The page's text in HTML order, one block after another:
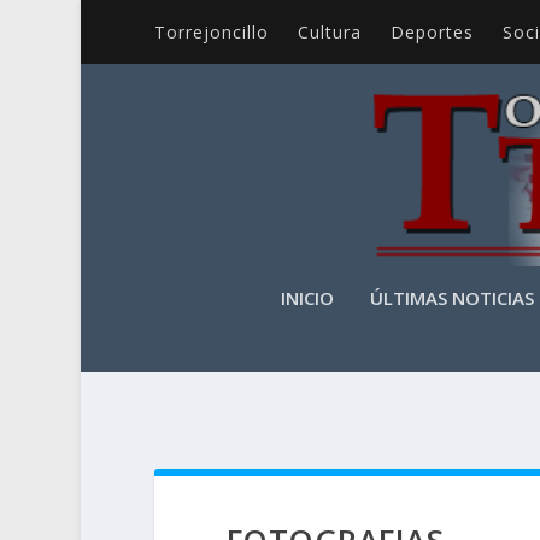
Torrejoncillo Cultura Deportes
INICIO ÚLTIMAS NOTICIAS